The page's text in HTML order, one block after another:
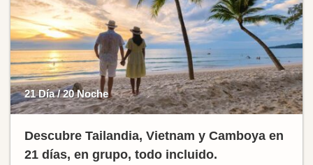
21 Día / 20 Noche
Descubre Tailandia, Vietnam y Camboya en
21 días, en grupo, todo incluido.